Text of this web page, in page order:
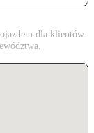
dla klientów